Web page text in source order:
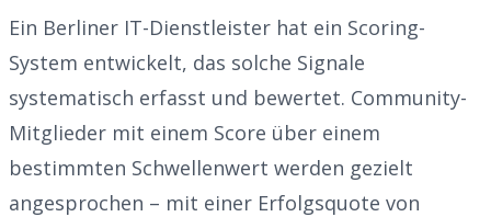
Ein Berliner IT-Dienstleister hat ein Scoring-
System entwickelt, das solche Signale
systematisch erfasst und bewertet. Community-
Mitglieder mit einem Score über einem
bestimmten Schwellenwert werden gezielt
angesprochen – mit einer Erfolgsquote von